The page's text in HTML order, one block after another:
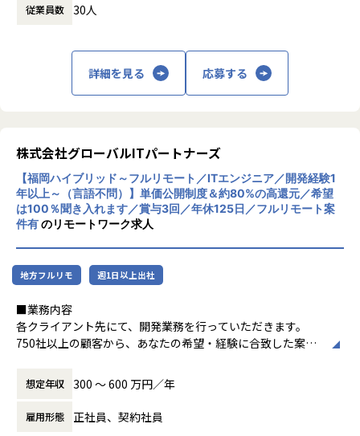
自社開発企業のプロパーのエンジニアと同じ役割を任せて頂
・弊社のエンジニアが、エンド企業の5名のエンジニアをま
とめるテックリードを参画
・プロダクトの立ち上げフェーズ（0→1）にて技術選定より
担当
※これらの経験が積めるため、アスペアからの転職者は事業
会社への転職がほとんどです。
■その他 開発実績
01
こどもを見守るためのbotの開発
Go・Pythonへのリプレイス
02
ための予約システムの開発
TypeScript（＋AWSでの設計・構築も担当）
く対応し、auコマース＆ライフ、KDDI、楽
き方を重視し、リモートワークやフレックス
制度など健康経営への積極的な取り組みも特
徴です。
従業員数 30人
詳細を見る 応募する
株式会社グローバルITパートナーズ
【福岡ハイブリッド～フルリモート／ITエンジニア／開発経験1
年以上～（言語不問）】単価公開制度＆約80%の高還元／希望
は100％聞き入れます／賞与3回／年休125日／フルリモート案
件有のリモートワーク求人
地方フルリモ 週1日以上出社
■業務内容
各クライアント先にて、開発業務を行っていただきます。
750社以上の顧客から、あなたの希望・経験に合致した案件
＜案件例＞
・基幹系システムの開発支援（Java、TypeScript、Sprin
g、Vue.js）
・電力系営業システムの開発（Java、VB.net、VBA）
想定年収 300 〜 600 万円／年
雇用形態 正社員、契約社員